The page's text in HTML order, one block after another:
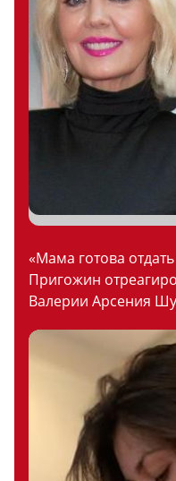
«Мама готова
Пригожин
Валерии Арсения